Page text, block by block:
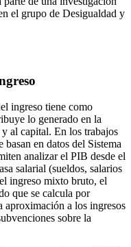
el grupo de Desigualdad y
ingreso tiene como
lo generado en la
al capital. En los trabajos
basan en datos del Sistema
analizar el PIB desde el
salarial (sueldos, salarios
ingreso mixto bruto, el
que se calcula por
aproximación a los ingresos
sobre la